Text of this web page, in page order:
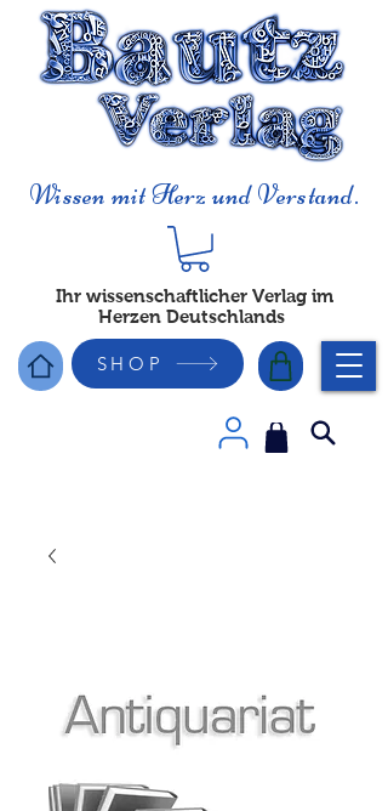
Wissen mit Herz und Verstand.
Ihr wissenschaftlicher Verlag im
Herzen Deutschlands
SHOP